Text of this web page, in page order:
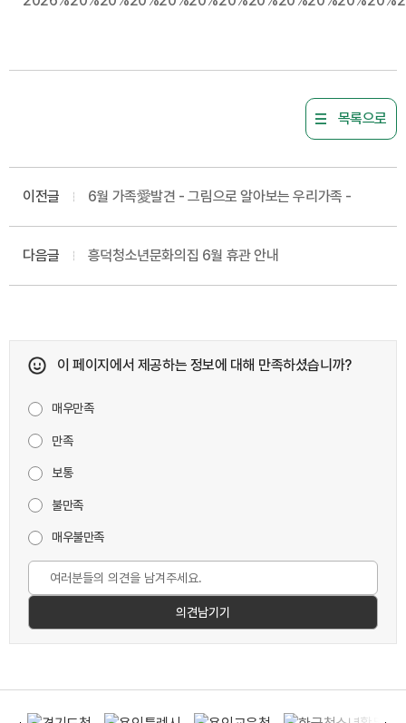
목록으로
이전글 6월 가족愛발견 - 그림으로 알아보는 우리가족 -
다음글 흥덕청소년문화의집 6월 휴관 안내
이 페이지에서 제공하는 정보에 대해 만족하셨습니까?
매우만족
만족
보통
불만족
매우불만족